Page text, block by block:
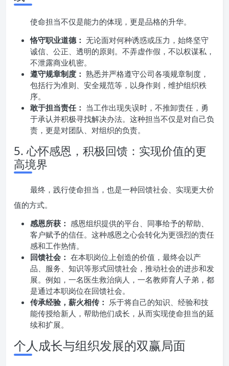
使命担当不仅是能力的体现，更是品格的升华。
恪守职业道德： 无论面对何种诱惑或压力，始终坚守
诚信、公正、透明的原则。不弄虚作假，不以权谋私，
不泄露商业机密。
遵守规章制度： 熟悉并严格遵守公司各项规章制度，
包括行为准则、安全规范等，以身作则，维护组织秩
序。
敢于担当责任： 当工作出现失误时，不推卸责任，勇
于承认并积极寻找解决办法。这种担当不仅是对自己负
责，更是对团队、对组织的负责。
5. 心怀感恩，积极回馈：实现价值的更
高境界
最终，践行使命担当，也是一种回馈社会、实现更大价
值的方式。
感恩所获： 感恩组织提供的平台、同事给予的帮助、
客户赋予的信任。这种感恩之心会转化为更强烈的责任
感和工作热情。
回馈社会： 在本职岗位上创造的价值，最终会以产
品、服务、知识等形式回馈社会，推动社会的进步和发
展。例如，一名医生救治病人，一名教师育人子弟，都
是通过本职岗位在回馈社会。
传承经验，薪火相传： 乐于将自己的知识、经验和技
能传授给新人，帮助他们成长，从而实现使命担当的延
续和扩展。
个人成长与组织发展的双赢局面